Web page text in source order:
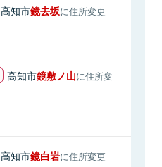
高知市鏡去坂に住所変更
高知市鏡敷ノ山に住所変
高知市鏡白岩に住所変更